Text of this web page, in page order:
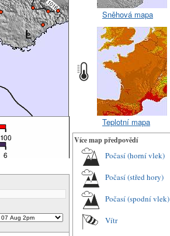
Sněhová mapa
Teplotní mapa
Více map předpovědí
Počasí (horní vlek)
Počasí (střed hory)
Počasí (spodní vlek)
Vítr